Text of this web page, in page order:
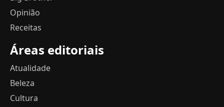
Opinião
Receitas
Áreas editoriais
Atualidade
Beleza
Cultura